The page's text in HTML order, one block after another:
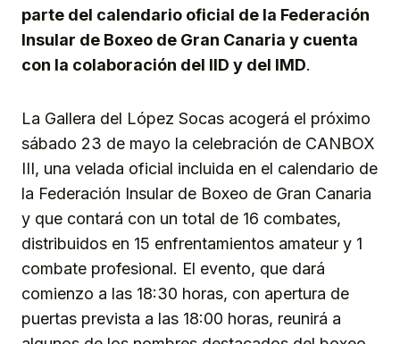
parte del calendario oficial de la Federación
Insular de Boxeo de Gran Canaria y cuenta
con la colaboración del IID y del IMD.
La Gallera del López Socas acogerá el próximo
sábado 23 de mayo la celebración de CANBOX
III, una velada oficial incluida en el calendario de
la Federación Insular de Boxeo de Gran Canaria
y que contará con un total de 16 combates,
distribuidos en 15 enfrentamientos amateur y 1
combate profesional. El evento, que dará
comienzo a las 18:30 horas, con apertura de
puertas prevista a las 18:00 horas, reunirá a